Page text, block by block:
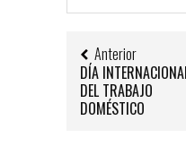
Anterior
DÍA
DEL TRABAJO
DOMÉSTICO